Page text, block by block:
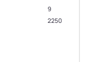
9
2250